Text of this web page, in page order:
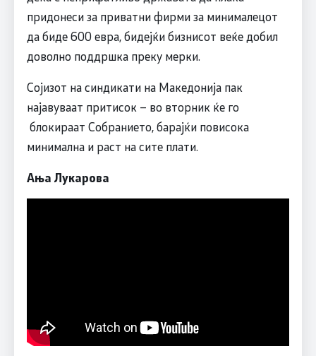
придонеси за приватни фирми за минималецот
да биде 600 евра, бидејќи бизнисот веќе добил
доволно поддршка преку мерки.
Сојизот на синдикати на Македонија пак
најавуваат притисок – во вторник ќе го
блокираат Собранието, барајќи повисока
минимална и раст на сите плати.
Ања Лукарова